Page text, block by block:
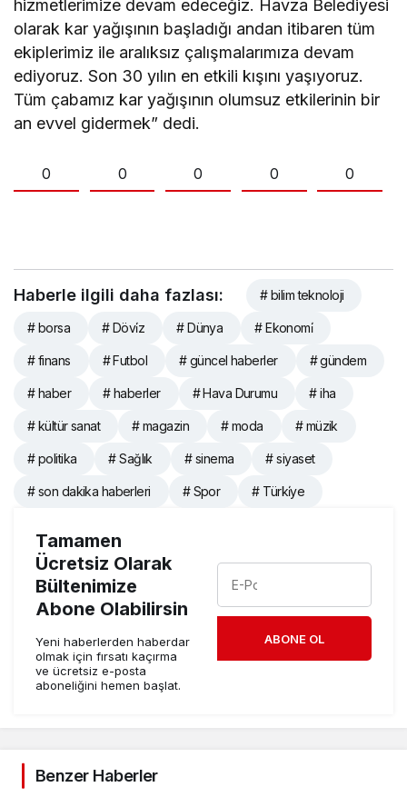
hizmetlerimize devam edeceğiz. Havza Belediyesi
olarak kar yağışının başladığı andan itibaren tüm
ekiplerimiz ile aralıksız çalışmalarımıza devam
ediyoruz. Son 30 yılın en etkili kışını yaşıyoruz.
Tüm çabamız kar yağışının olumsuz etkilerinin bir
an evvel gidermek” dedi.
0 0 0 0 0
Haberle ilgili daha fazlası: # bilim teknoloji
# borsa # Dövi̇z # Dünya # Ekonomi̇
# finans # Futbol # güncel haberler # gündem
# haber # haberler # Hava Durumu # iha
# kültür sanat # magazin # moda # müzik
# politika # Sağlık # sinema # siyaset
# son dakika haberleri # Spor # Türki̇ye
Tamamen
Ücretsiz Olarak
Bültenimize
Abone Olabilirsin
Yeni haberlerden haberdar
olmak için fırsatı kaçırma
ve ücretsiz e-posta
aboneliğini hemen başlat.
ABONE OL
Benzer Haberler